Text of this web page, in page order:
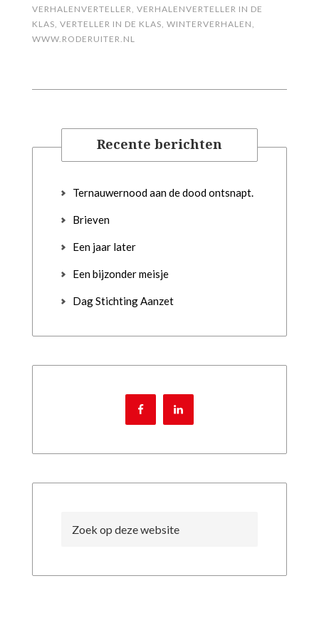
VERHALENVERTELLER, VERHALENVERTELLER IN DE
KLAS, VERTELLER IN DE KLAS, WINTERVERHALEN,
WWW.RODERUITER.NL
Recente berichten
Ternauwernood aan de dood ontsnapt.
Brieven
Een jaar later
Een bijzonder meisje
Dag Stichting Aanzet